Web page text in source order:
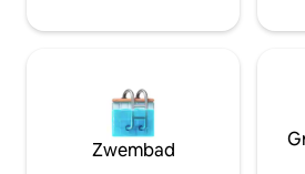
Omvormer beschikbaar voor
Zwembad